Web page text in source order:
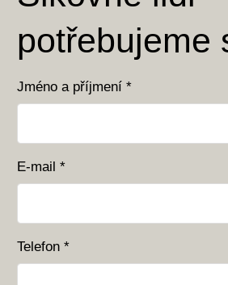
potřebujeme
Jméno a příjmení *
E-mail *
Telefon *